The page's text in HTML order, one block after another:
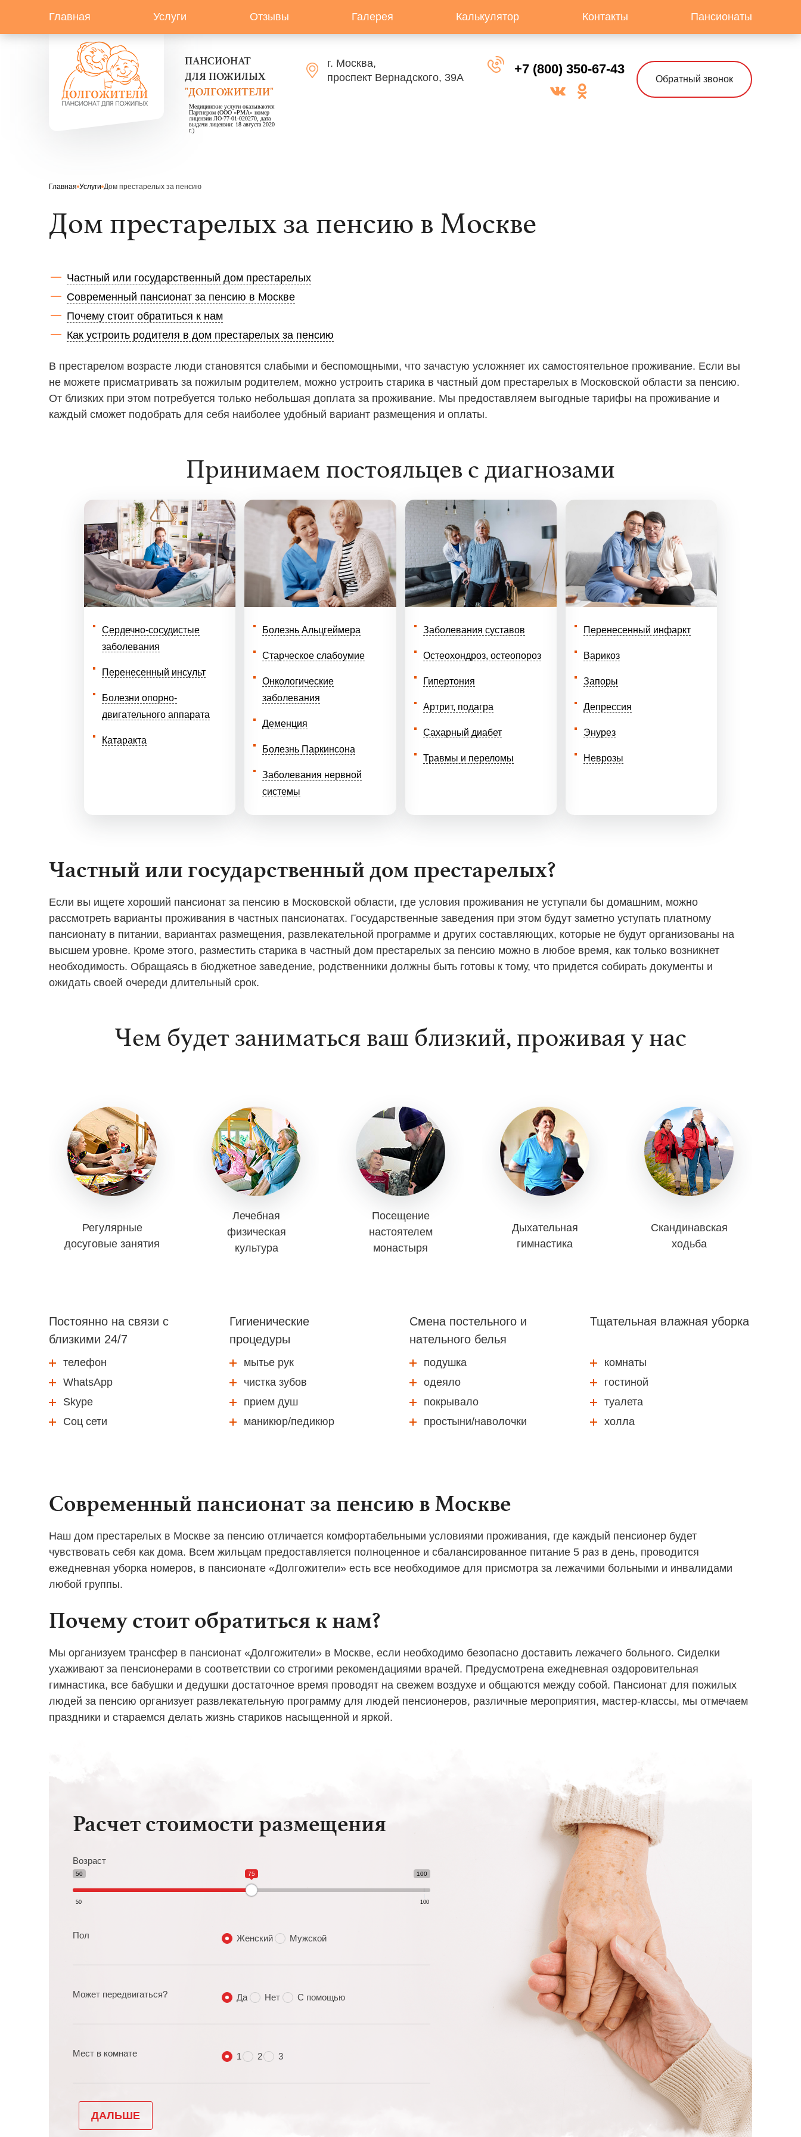
Главная Услуги Отзывы Галерея Калькулятор Контакты Пансионаты
ПАНСИОНАТ
ДЛЯ ПОЖИЛЫХ
"ДОЛГОЖИТЕЛИ"
Медицинские услуги оказываются
Партнером (ООО «РМА» номер
лицензии ЛО-77-01-020270, дата
выдачи лицензии: 18 августа 2020
г.)
г. Москва,
проспект Вернадского, 39А
+7 (800) 350-67-43
Обратный звонок
Главная Услуги Дом престарелых за пенсию
Дом престарелых за пенсию в Москве
Частный или государственный дом престарелых
Современный пансионат за пенсию в Москве
Почему стоит обратиться к нам
Как устроить родителя в дом престарелых за пенсию
В престарелом возрасте люди становятся слабыми и беспомощными, что зачастую усложняет их самостоятельное проживание. Если вы
не можете присматривать за пожилым родителем, можно устроить старика в частный дом престарелых в Московской области за пенсию.
От близких при этом потребуется только небольшая доплата за проживание. Мы предоставляем выгодные тарифы на проживание и
каждый сможет подобрать для себя наиболее удобный вариант размещения и оплаты.
Принимаем постояльцев с диагнозами
Сердечно-сосудистые
заболевания
Перенесенный инсульт
Болезни опорно-
двигательного аппарата
Катаракта
Болезнь Альцгеймера
Старческое слабоумие
Онкологические
заболевания
Деменция
Болезнь Паркинсона
Заболевания нервной
системы
Заболевания суставов
Остеохондроз, остеопороз
Гипертония
Артрит, подагра
Сахарный диабет
Травмы и переломы
Перенесенный инфаркт
Варикоз
Запоры
Депрессия
Энурез
Неврозы
Частный или государственный дом престарелых?
Если вы ищете хороший пансионат за пенсию в Московской области, где условия проживания не уступали бы домашним, можно
рассмотреть варианты проживания в частных пансионатах. Государственные заведения при этом будут заметно уступать платному
пансионату в питании, вариантах размещения, развлекательной программе и других составляющих, которые не будут организованы на
высшем уровне. Кроме этого, разместить старика в частный дом престарелых за пенсию можно в любое время, как только возникнет
необходимость. Обращаясь в бюджетное заведение, родственники должны быть готовы к тому, что придется собирать документы и
ожидать своей очереди длительный срок.
Чем будет заниматься ваш близкий, проживая у нас
Регулярные
досуговые занятия
Лечебная
физическая
культура
Посещение
настоятелем
монастыря
Дыхательная
гимнастика
Скандинавская
ходьба
Постоянно на связи с
близкими 24/7
телефон
WhatsApp
Skype
Соц сети
Гигиенические
процедуры
мытье рук
чистка зубов
прием душ
маникюр/педикюр
Смена постельного и
нательного белья
подушка
одеяло
покрывало
простыни/наволочки
Тщательная влажная уборка
комнаты
гостиной
туалета
холла
Современный пансионат за пенсию в Москве
Наш дом престарелых в Москве за пенсию отличается комфортабельными условиями проживания, где каждый пенсионер будет
чувствовать себя как дома. Всем жильцам предоставляется полноценное и сбалансированное питание 5 раз в день, проводится
ежедневная уборка номеров, в пансионате «Долгожители» есть все необходимое для присмотра за лежачими больными и инвалидами
любой группы.
Почему стоит обратиться к нам?
Мы организуем трансфер в пансионат «Долгожители» в Москве, если необходимо безопасно доставить лежачего больного. Сиделки
ухаживают за пенсионерами в соответствии со строгими рекомендациями врачей. Предусмотрена ежедневная оздоровительная
гимнастика, все бабушки и дедушки достаточное время проводят на свежем воздухе и общаются между собой. Пансионат для пожилых
людей за пенсию организует развлекательную программу для людей пенсионеров, различные мероприятия, мастер-классы, мы отмечаем
праздники и стараемся делать жизнь стариков насыщенной и яркой.
Расчет стоимости размещения